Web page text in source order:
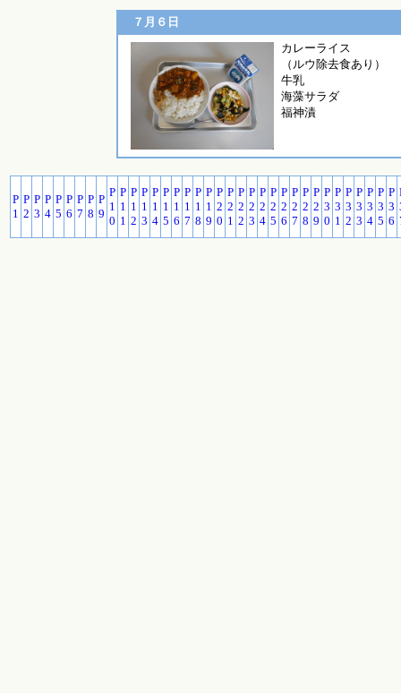
７月６日
カレーライ
（ルウ除去食あり）
牛乳
海藻サラダ
福神漬
P
1
P
2
P
3
P
4
P
5
P
6
P
7
P
8
P
9
P
1
0
P
1
1
P
1
2
P
1
3
P
1
4
P
1
5
P
1
6
P
1
7
P
1
8
P
1
9
P
2
0
P
2
1
P
2
2
P
2
3
P
2
4
P
2
5
P
2
6
P
2
7
P
2
8
P
2
9
P
3
0
P
3
1
P
3
2
P
3
3
P
3
4
P
3
5
P
3
6